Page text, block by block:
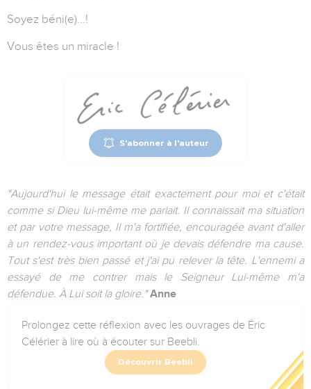
Soyez béni(e)...!
Vous êtes un miracle !
S'abonner à l'auteur
"Aujourd'hui le message était exactement pour moi et c'était
comme si Dieu lui-même me parlait. Il connaissait ma situation
et par votre message, Il m'a fortifiée, encouragée avant d'aller
à un rendez-vous important où je devais défendre ma cause.
Tout s'est très bien passé et j'ai pu relever la tête. L'ennemi a
essayé de me contrer mais le Seigneur Lui-même m'a
défendue. À Lui soit la gloire."Anne
Prolongez cette réflexion avec les ouvrages de Éric
Célérier à lire où à écouter sur Beebli.
Découvrir Beebli